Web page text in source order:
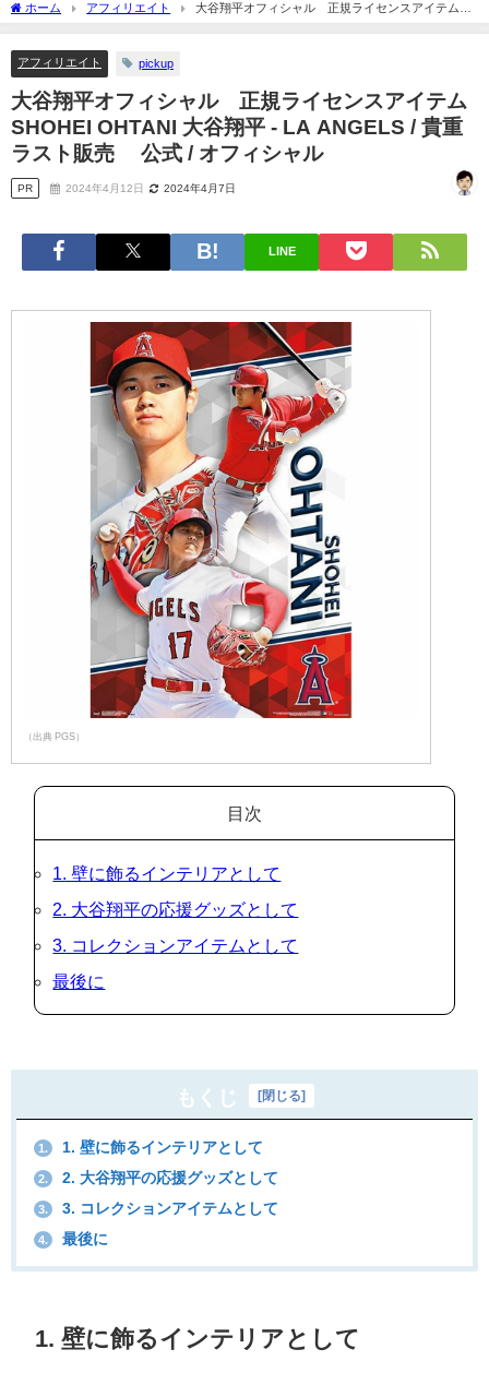
ホーム アフィリエイト
大谷翔平オフィシャル 正規ライセンスアイテム
SHOHEI OHTANI 大谷翔平 - LA ANGELS / 貴重ラスト販売 公式 / オフィシャル
アフィリエイト pickup
大谷翔平オフィシャル 正規ライセンスアイテム
SHOHEI OHTANI 大谷翔平 - LA ANGELS / 貴重
ラスト販売 公式 / オフィシャル
PR 2024年4月12日 2024年4月7日
LINE
（出典 PGS）
目次
1. 壁に飾るインテリアとして
2. 大谷翔平の応援グッズとして
3. コレクションアイテムとして
最後に
もくじ [閉じる]
1. 1. 壁に飾るインテリアとして
2. 2. 大谷翔平の応援グッズとして
3. 3. コレクションアイテムとして
4. 最後に
1. 壁に飾るインテリアとして